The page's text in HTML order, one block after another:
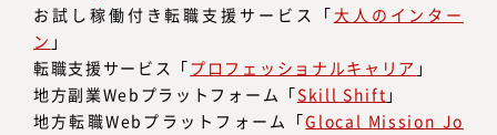
お試し稼働付き転職支援サービス「 大人のインター
ン 」
転職支援サービス「プロフェッショナルキャリア 」
地方副業Webプラットフォーム「Skill Shift 」
地方転職Webプラットフォーム「Glocal Mission Jo